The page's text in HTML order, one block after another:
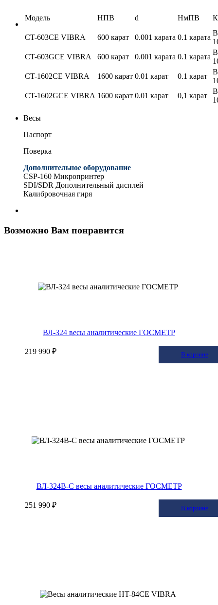
Модель НПВ d НмПВ
CT-603CE VIBRA 600 карат 0.001 карата 0.1 карата
CT-603GCE VIBRA
600 карат 0.001 карата 0.1 карата
CT-1602CE VIBRA
1600 карат 0.01 карат 0.1 карат
CT-1602GCE VIBRA 1600 карат 0.01 карат 0,1 карат
Весы
Паспорт
Поверка
Дополнительное оборудование
CSP-160 Микропринтер
SDI/SDR Дополнительный дисплей
Калибровочная гиря
Возможно Вам понравится
ВЛ-324 весы аналитические ГОСМЕТР
В корзину
В корзине
219 990 ₽
ВЛ-324В-С весы аналитические ГОСМЕТР
В корзину
В корзине
251 990 ₽